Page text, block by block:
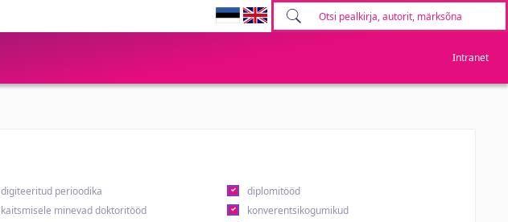
Intranet
digiteeritud perioodika
diplomitööd
kaitsmisele minevad doktoritööd
konverentsikogumikud